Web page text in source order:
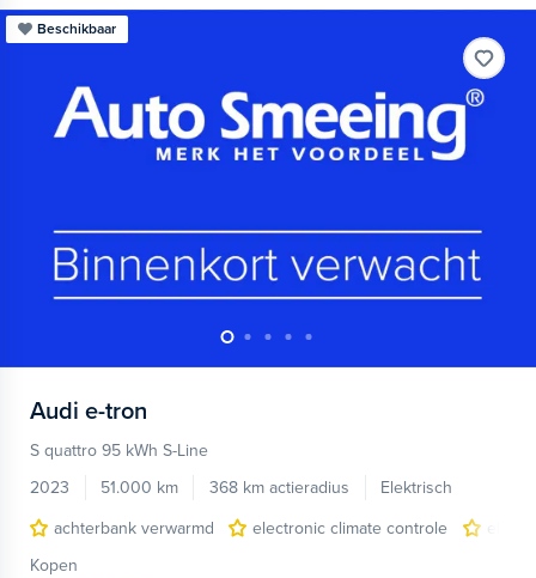
Beschikbaar
Audi e-tron
S quattro 95 kWh S-Line
2023
51.000 km 368 km actieradius
Elektrisch
achterbank verwarmd
electronic climate controle
Kopen